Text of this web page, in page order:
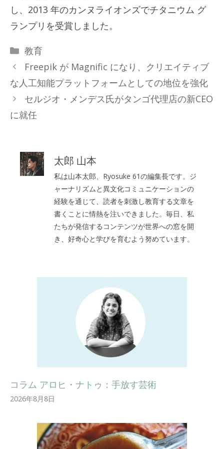
し、2013 年のカンヌライオンズでチタニウム グ
ランプリを受賞しました。
カ
テ
リ
ー
教育
Freepik が Magnific になり、クリエイティブ
な人工知能プラットフォームとしての地位を強化
セルジオ・メンデス氏がタンゴ代理店の新CEO
に就任
太郎 山本
私は山本太郎、Ryosuke 61の編集長です。ジ
ャーナリズムと異文化コミュニケーションの
経験を通じて、読者を刺激し教育する文章を
書くことに情熱を注いできました。毎日、私
たちが発信するコンテンツが世界への窓を開
き、好奇心と学びを育むよう努めています。
コラム アロヒ・ナトゥ：手放す芸術
2026年8月8日